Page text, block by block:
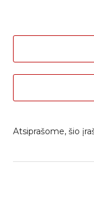
Atsiprašome, šio